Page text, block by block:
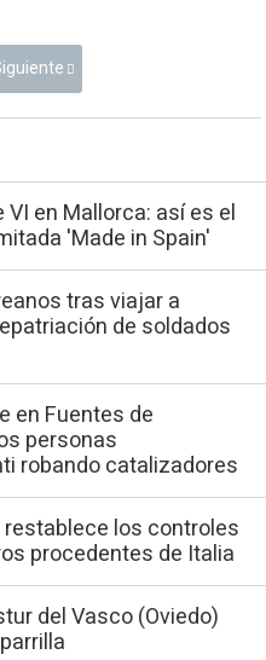
VI en Mallorca: así es el
'Made in Spain'
tras viajar a
de soldados
en Fuentes de
personas
robando catalizadores
restablece los controles
procedentes de Italia
del Vasco (Oviedo)